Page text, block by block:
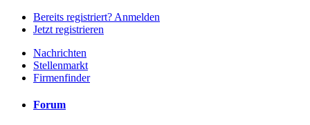
Bereits registriert? Anmelden
Jetzt registrieren
Nachrichten
Stellenmarkt
Firmenfinder
Forum